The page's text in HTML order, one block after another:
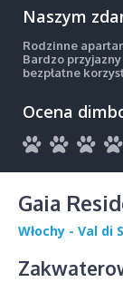
Naszym
Rodzinne
Bardzo
bezpłatne
Ocena
Gaia
Włochy - Val di